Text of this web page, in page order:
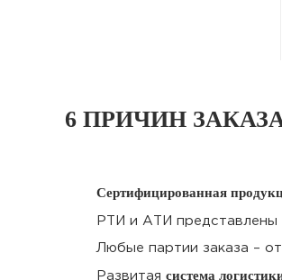
6 ПРИЧИН
Сертифицированная
РТИ и АТИ представлены
Любые партии заказа –
Развитая система